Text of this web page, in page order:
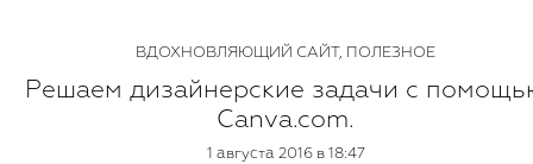
ВДОХНОВЛЯЮЩИЙ САЙТ , ПОЛЕЗНОЕ
Решаем дизайнерские задачи с
Canva.com.
1 августа 2016 в 18:47